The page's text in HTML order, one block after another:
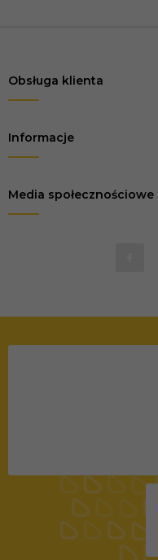
Obsługa klienta
Informacje
Media społecznościowe